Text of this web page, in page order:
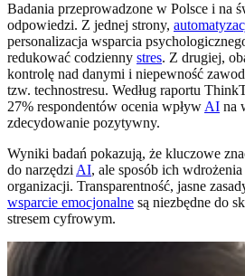
Badania przeprowadzone w Polsce i na
odpowiedzi. Z jednej strony,
personalizacja wsparcia
redukować codzienny stres. Z drugiej,
kontrolę nad danymi i niepewność
tzw. technostresu. Według raportu
27% respondentów ocenia wpływ AI na
zdecydowanie pozytywny.
Wyniki badań pokazują, że kluczowe
do narzędzi AI, ale sposób ich
organizacji. Transparentność, jasne
wsparcie emocjonalne są niezbędne do
stresem cyfrowym.